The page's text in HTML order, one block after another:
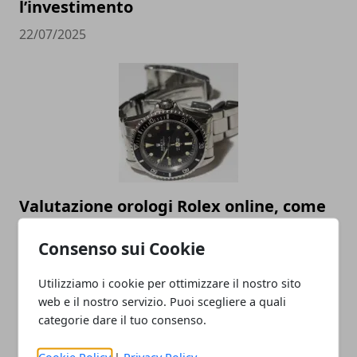
Consenso sui Cookie
Utilizziamo i cookie per ottimizzare il nostro sito
web e il nostro servizio. Puoi scegliere a quali
categorie dare il tuo consenso.
l’investimento
22/07/2025
Valutazione orologi Rolex online, come
23/05/2023